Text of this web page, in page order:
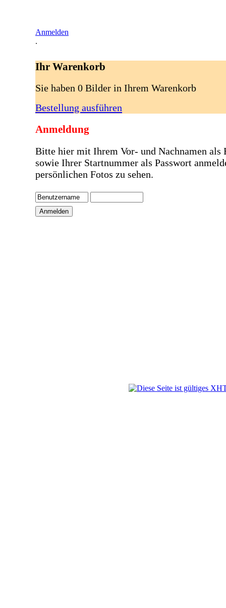
Anmelden
.
Ihr Warenkorb
Sie haben 0 Bilder in Ihrem Warenkorb
Bestellung ausführen
Anmeldung
Bitte hier mit Ihrem Vor- und Nachnamen als
sowie Ihrer Startnummer als Passwort
persönlichen Fotos zu sehen.